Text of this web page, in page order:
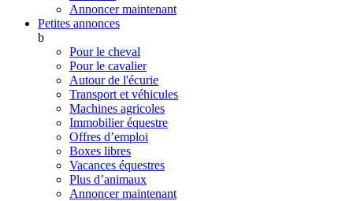
Annoncer maintenant
Petites annonces
b
Pour le cheval
Pour le cavalier
Autour de l'écurie
Transport et véhicules
Machines agricoles
Immobilier équestre
Offres d’emploi
Boxes libres
Vacances équestres
Plus d’animaux
Annoncer maintenant